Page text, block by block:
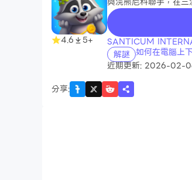
4.6 5+
recommend
SANTICUM
解謎 如何在電腦
近期更新: 2026-02-
分享: